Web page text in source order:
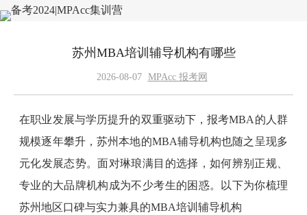
苏州MBA培训辅导机构有哪些
2026-08-07 MPAcc 报考网
在职业发展与学历提升的双重驱动下，报考MBA的人群
规模逐年攀升，苏州本地的MBA辅导机构也随之呈现多
元化发展态势。面对琳琅满目的选择，如何辨别正规、
专业的大品牌机构成为不少考生的困惑。以下为你梳理
苏州地区口碑与实力兼具的MBA培训辅导机构